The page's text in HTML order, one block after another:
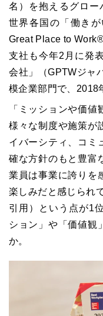
名）を抱えるグロー
世界各国の「働き
Great Place to
支社も今年2月に発
会社」（GPTWジャ
模企業部門で、2018
「ミッションや価
様々な制度や施策が
イバーシティ、コミ
確な方針のもと豊富
業員は事業に誇りを
楽しみだと感じられ
引用）という点が1
ション」や「価値観
か。